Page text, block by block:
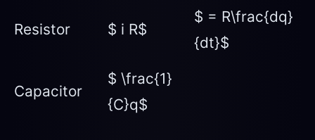
Resistor $ i R$
$ = R\frac{dq}
{dt}$
Capacitor
$ \frac{1}
{C}q$